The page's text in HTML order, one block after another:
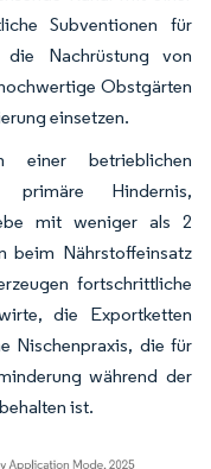
Subventionen für
die Nachrüstung von
Obstgärten
einsetzen.
betrieblichen
primäre Hindernis,
mit weniger als 2
beim Nährstoffeinsatz
fortschrittliche
die Exportketten
Nischenpraxis, die für
während der
ist.